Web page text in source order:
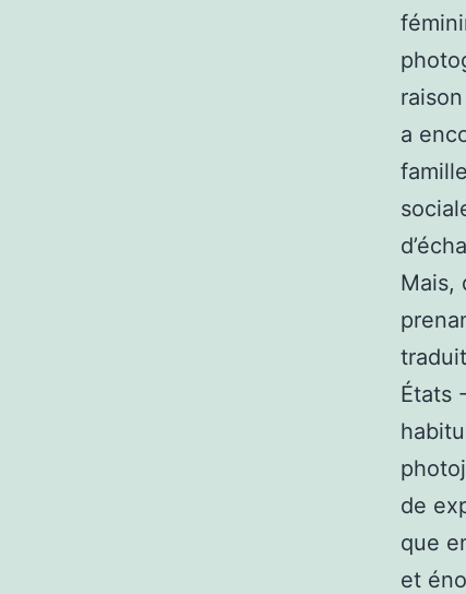
a
Mais,
États
de
que
et